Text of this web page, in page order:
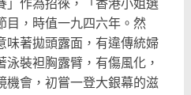
」作為招徠，「香港小姐選
目，時值一九四六年。然
味著拋頭露面，有違傳統婦
裝袒胸露臂，有傷風化，
機會，初嘗一登大銀幕的滋